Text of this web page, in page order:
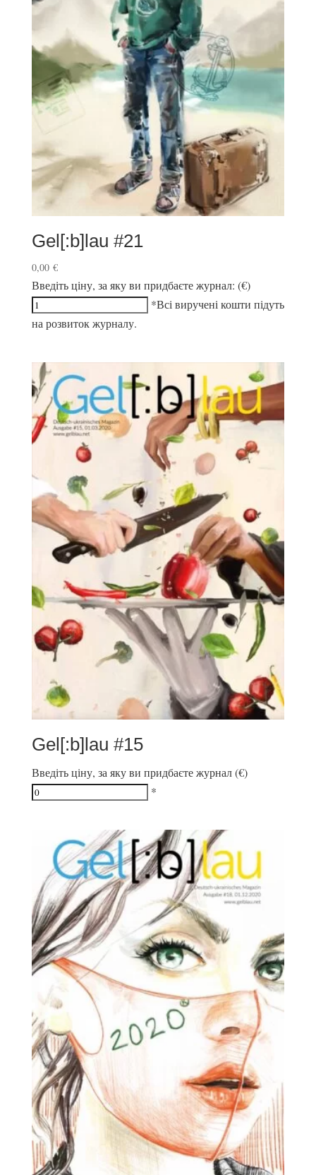
Gel[:b]lau #21
0,00 €
Введіть ціну, за яку ви придбаєте журнал: (€)
*Всі виручені кошти підуть
на розвиток журналу.
Gel[:b]lau #15
Введіть ціну, за яку ви придбаєте журнал (€)
*